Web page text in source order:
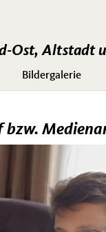
Ost, Altstadt
Bildergalerie
bzw.